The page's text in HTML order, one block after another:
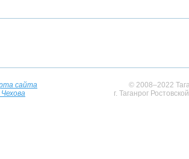
сайта
© 2008–2022
г. Таганрог